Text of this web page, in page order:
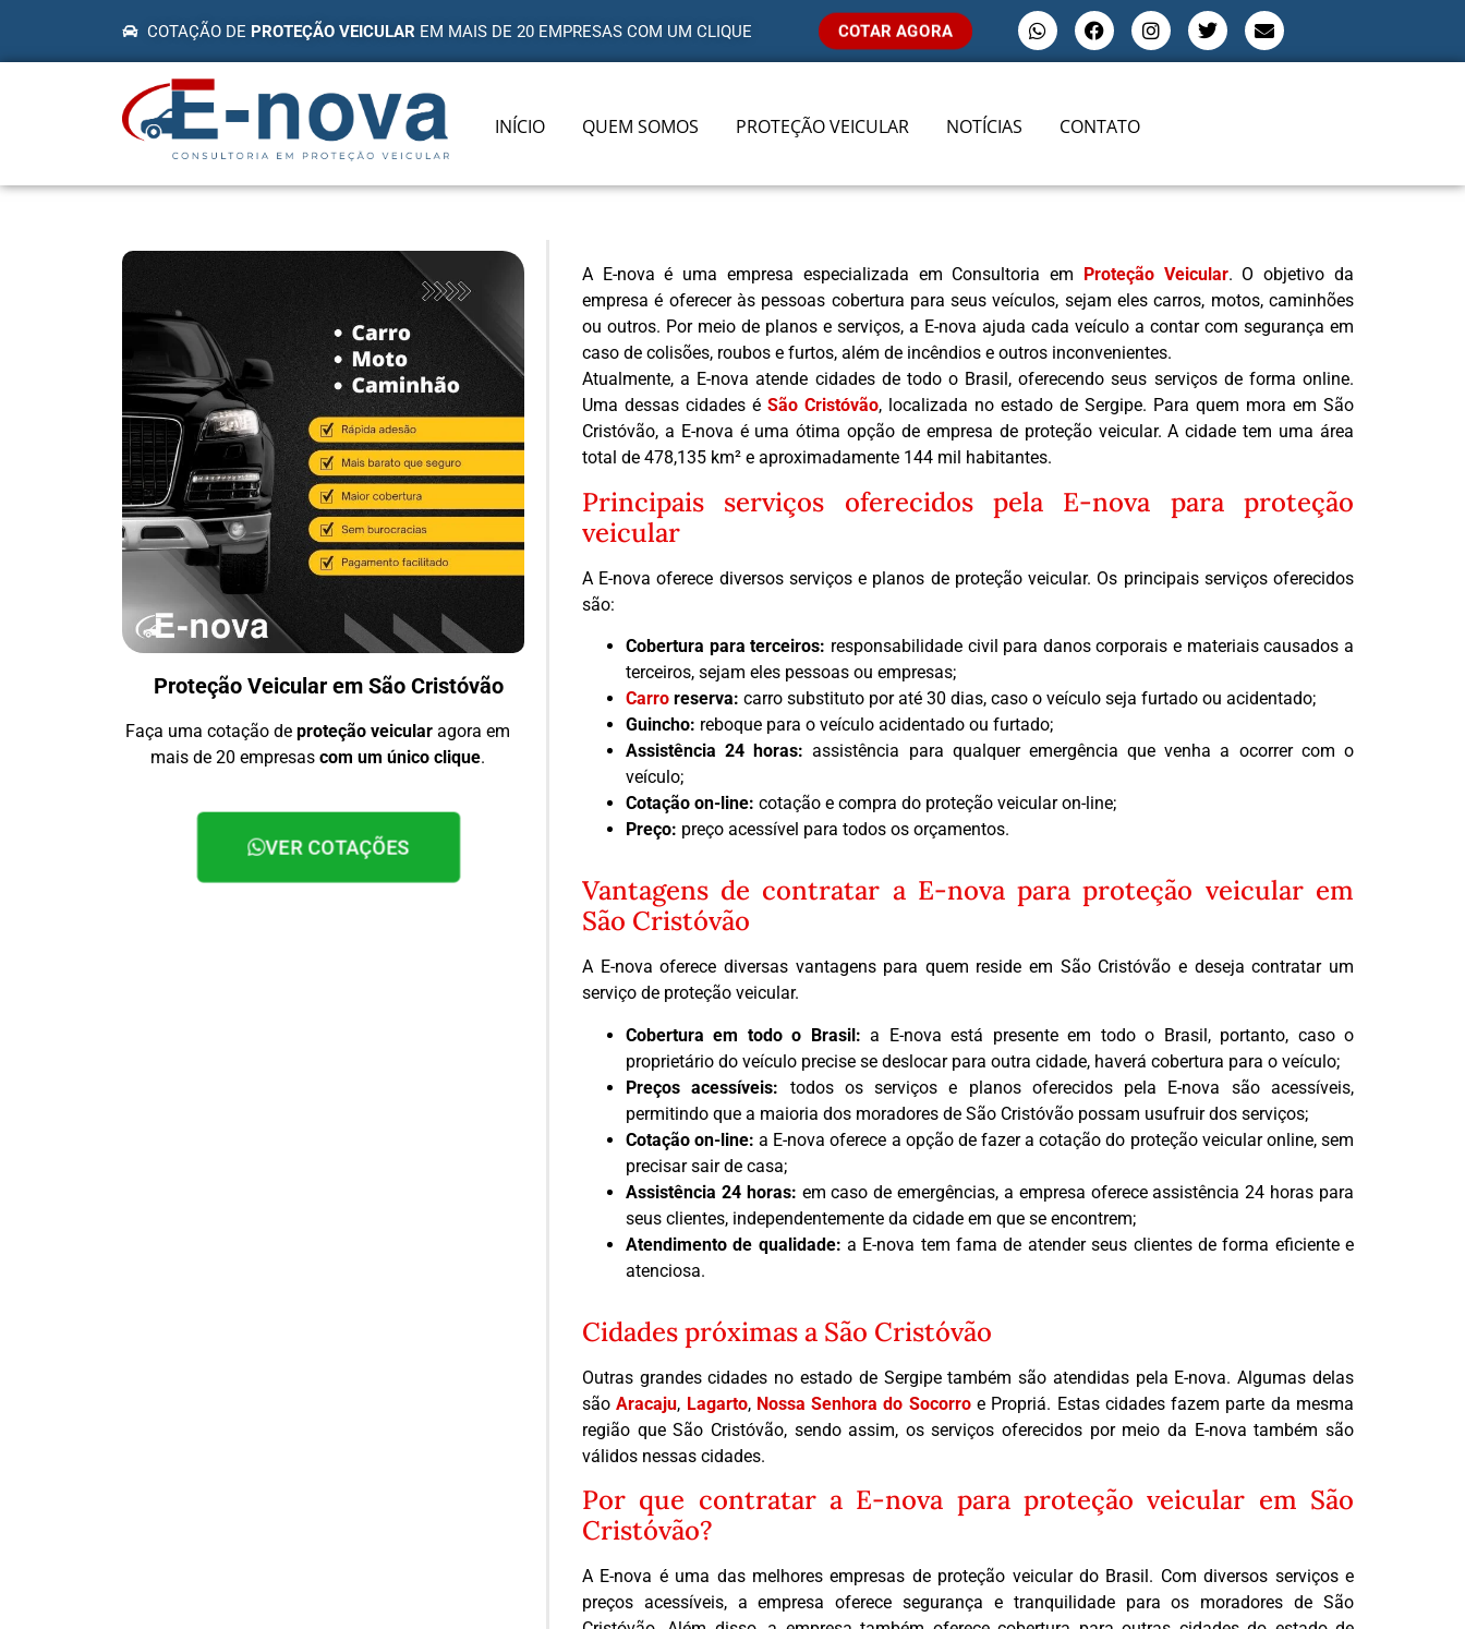
COTAÇÃO DE PROTEÇÃO VEICULAR EM MAIS DE 20 EMPRESAS COM UM CLIQUE COTAR AGORA
INÍCIO QUEM SOMOS PROTEÇÃO VEICULAR NOTÍCIAS CONTATO
Proteção Veicular em São Cristóvão
Faça uma cotação de proteção veicularagora em
mais de 20 empresascom um único clique.
VER COTAÇÕES
A E-nova é uma empresa especializada em Consultoria em Proteção Veicular. O objetivo da
empresa é oferecer às pessoas cobertura para seus veículos, sejam eles carros, motos, caminhões
ou outros. Por meio de planos e serviços, a E-nova ajuda cada veículo a contar com segurança em
caso de colisões, roubos e furtos, além de incêndios e outros inconvenientes.
Atualmente, a E-nova atende cidades de todo o Brasil, oferecendo seus serviços de forma online.
Uma dessas cidades é São Cristóvão, localizada no estado de Sergipe. Para quem mora em São
Cristóvão, a E-nova é uma ótima opção de empresa de proteção veicular. A cidade tem uma área
total de 478,135 km² e aproximadamente 144 mil habitantes.
Principais serviços oferecidos pela E-nova para proteção
veicular
A E-nova oferece diversos serviços e planos de proteção veicular. Os principais serviços oferecidos
são:
Cobertura para terceiros: responsabilidade civil para danos corporais e materiais causados a
terceiros, sejam eles pessoas ou empresas;
Carroreserva: carro substituto por até 30 dias, caso o veículo seja furtado ou acidentado;
Guincho: reboque para o veículo acidentado ou furtado;
Assistência 24 horas: assistência para qualquer emergência que venha a ocorrer com o
veículo;
Cotação on-line: cotação e compra do proteção veicular on-line;
Preço: preço acessível para todos os orçamentos.
Vantagens de contratar a E-nova para proteção veicular em
São Cristóvão
A E-nova oferece diversas vantagens para quem reside em São Cristóvão e deseja contratar um
serviço de proteção veicular.
Cobertura em todo o Brasil: a E-nova está presente em todo o Brasil, portanto, caso o
proprietário do veículo precise se deslocar para outra cidade, haverá cobertura para o veículo;
Preços acessíveis: todos os serviços e planos oferecidos pela E-nova são acessíveis,
permitindo que a maioria dos moradores de São Cristóvão possam usufruir dos serviços;
Cotação on-line: a E-nova oferece a opção de fazer a cotação do proteção veicular online, sem
precisar sair de casa;
Assistência 24 horas: em caso de emergências, a empresa oferece assistência 24 horas para
seus clientes, independentemente da cidade em que se encontrem;
Atendimento de qualidade: a E-nova tem fama de atender seus clientes de forma eficiente e
atenciosa.
Cidades próximas a São Cristóvão
Outras grandes cidades no estado de Sergipe também são atendidas pela E-nova. Algumas delas
sãoAracaju, Lagarto, Nossa Senhora do Socorroe Propriá. Estas cidades fazem parte da mesma
região que São Cristóvão, sendo assim, os serviços oferecidos por meio da E-nova também são
válidos nessas cidades.
Por que contratar a E-nova para proteção veicular em São
Cristóvão?
A E-nova é uma das melhores empresas de proteção veicular do Brasil. Com diversos serviços e
preços acessíveis, a empresa oferece segurança e tranquilidade para os moradores de São